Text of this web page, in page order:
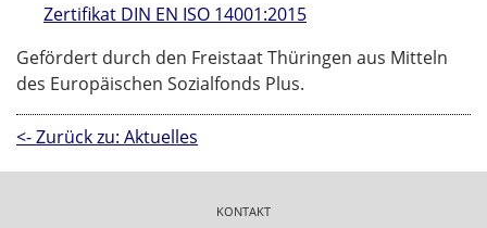
Zertifikat DIN EN ISO 14001:2015
Gefördert durch den Freistaat Thüringen aus Mitteln
des Europäischen Sozialfonds Plus.
<- Zurück zu: Aktuelles
KONTAKT